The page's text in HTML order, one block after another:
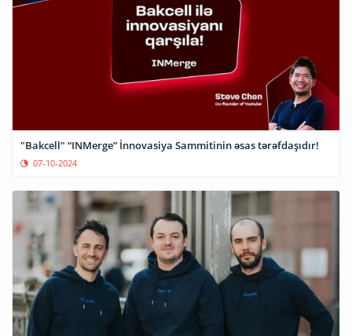
"Bakcell" “INMerge” İnnovasiya Sammitinin əsas tərəfdaşıdır!
07-10-2024